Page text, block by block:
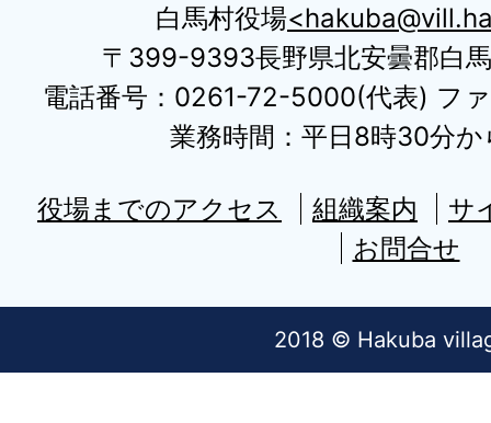
白馬村役場
〒399-9393長野県北安曇郡白
電話番号：0261-72-5000(代表) フ
業務時間：平日8時30分か
役場までのアクセス 組織案内
サ
お問合せ
2018 © Hakuba